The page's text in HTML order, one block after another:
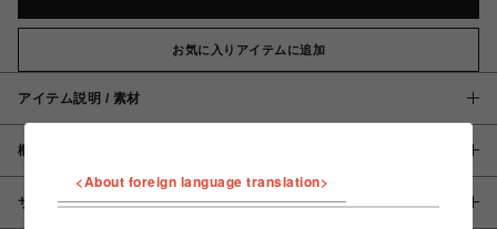
お気に入りアイテムに追加
アイテム説明 / 素材
概要
サイズ
<About foreign language translation>